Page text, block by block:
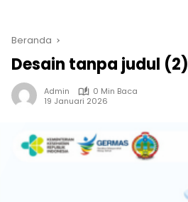
Beranda
Desain tanpa judul (2)
Admin
0 Min Baca
19 Januari 2026